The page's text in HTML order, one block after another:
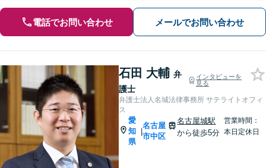
電話でお問い合わせ メールでお問い合わせ
石田 大輔 弁
護士
インタビューを
見る
弁護士法人名城法律事務所 サテライトオフィ
ス
愛
知
県
|
名古屋
市中区
名古屋城駅
から徒歩5分
営業時間：
本日定休日